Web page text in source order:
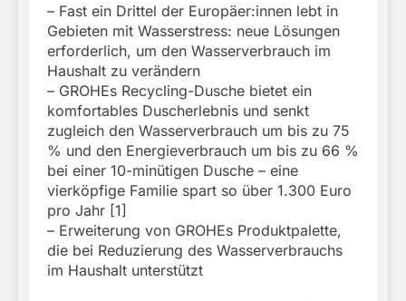
– Fast ein Drittel der Europäer:innen lebt in
Gebieten mit Wasserstress: neue Lösungen
erforderlich, um den Wasserverbrauch im
Haushalt zu verändern
– GROHEs Recycling-Dusche bietet ein
komfortables Duscherlebnis und senkt
zugleich den Wasserverbrauch um bis zu 75
% und den Energieverbrauch um bis zu 66 %
bei einer 10-minütigen Dusche – eine
vierköpfige Familie spart so über 1.300 Euro
pro Jahr [1]
– Erweiterung von GROHEs Produktpalette,
die bei Reduzierung des Wasserverbrauchs
im Haushalt unterstützt